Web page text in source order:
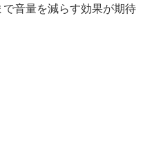
音量を減らす効果が期待